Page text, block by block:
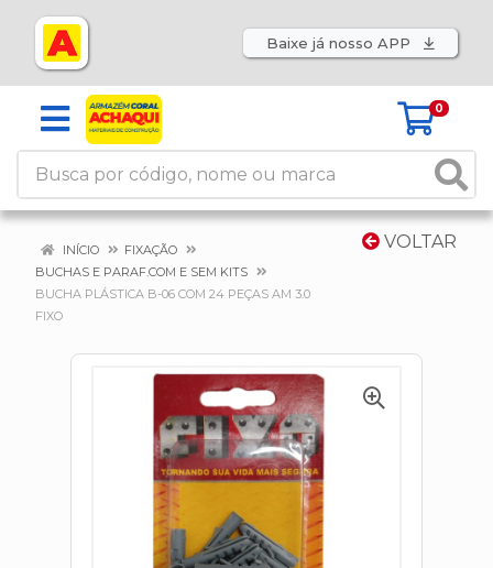
Baixe já nosso APP
0
VOLTAR
INÍCIO
FIXAÇÃO
BUCHAS E PARAF.COM E SEM KITS
BUCHA PLÁSTICA B-06 COM 24 PEÇAS AM 3.0
FIXO